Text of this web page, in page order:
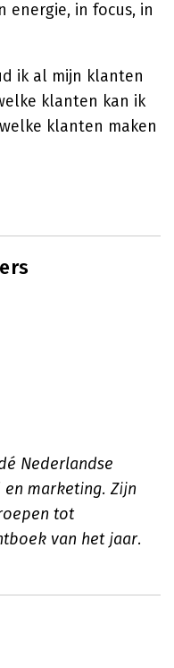
energie, in focus, in
ik al mijn klanten
klanten kan ik
klanten maken
Nederlandse
marketing. Zijn
tot
van het jaar.